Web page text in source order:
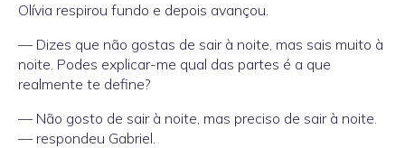
Olívia respirou fundo e depois avançou.
— Dizes que não gostas de sair à noite, mas sais muito à
noite. Podes explicar-me qual das partes é a que
realmente te define?
— Não gosto de sair à noite, mas preciso de sair à noite.
— respondeu Gabriel.